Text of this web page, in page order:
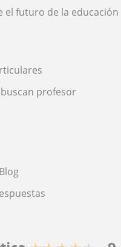
el futuro de la educación
profesor